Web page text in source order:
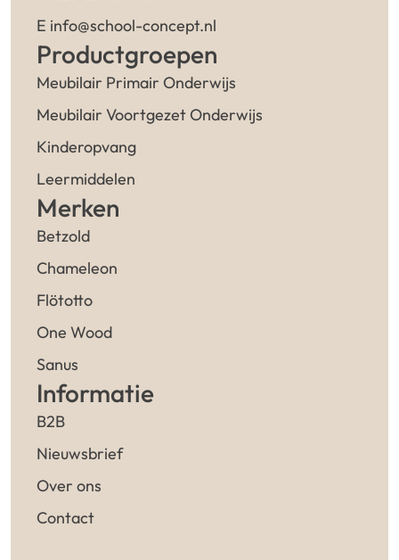
E info@school-concept.nl
Productgroepen
Meubilair Primair Onderwijs
Meubilair Voortgezet Onderwijs
Kinderopvang
Leermiddelen
Merken
Betzold
Chameleon
Flötotto
One Wood
Sanus
Informatie
B2B
Nieuwsbrief
Over ons
Contact